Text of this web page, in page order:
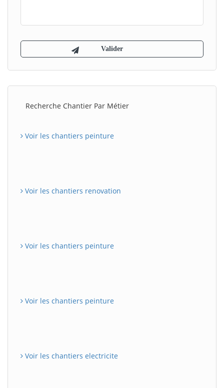
Recherche Chantier Par Métier
Voir les chantiers peinture
Voir les chantiers renovation
Voir les chantiers peinture
Voir les chantiers peinture
Voir les chantiers electricite